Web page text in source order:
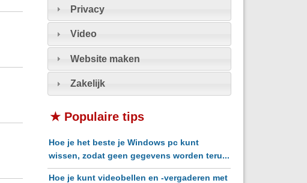
Privacy
Video
Website maken
Zakelijk
★ Populaire tips
Hoe je het beste je Windows pc kunt
wissen, zodat geen gegevens worden teru...
Hoe je kunt videobellen en -vergaderen met